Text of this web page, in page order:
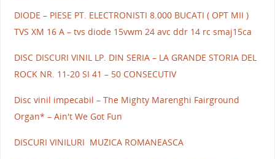
DIODE – PIESE PT. ELECTRONISTI 8.000 BUCATI ( OPT MII )
TVS XM 16 A – tvs diode 15vwm 24 avc ddr 14 rc smaj15ca
DISC DISCURI VINIL LP. DIN SERIA – LA GRANDE STORIA DEL
ROCK NR. 11-20 SI 41 – 50 CONSECUTIV
Disc vinil impecabil – The Mighty Marenghi Fairground
Organ* – Ain't We Got Fun
DISCURI VINILURI MUZICA ROMANEASCA